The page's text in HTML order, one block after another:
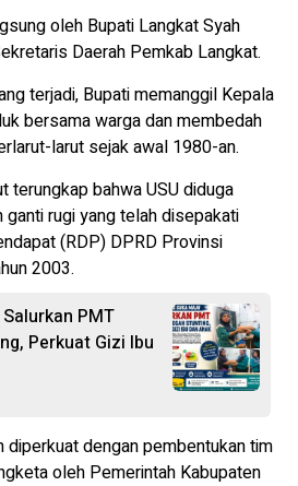
oleh Bupati Langkat Syah
Daerah Pemkab Langkat.
terjadi, Bupati memanggil Kepala
bersama warga dan membedah
larut sejak awal 1980-an.
terungkap bahwa USU diduga
ganti rugi yang telah disepakati
(RDP) DPRD Provinsi
2003.
PMT
Perkuat Gizi Ibu
diperkuat dengan pembentukan tim
oleh Pemerintah Kabupaten